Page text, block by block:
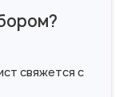
свяжется с